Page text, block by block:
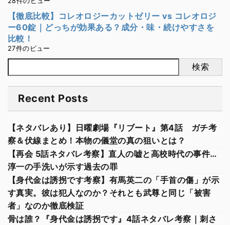
【徹底比較】コレオロジーカットゼリー vs コレオロジ
ー60錠｜どっちが効果ある？成分・味・続けやすさを
比較！
27件のビュー
検索
Recent Posts
【ネタバレあり】日曜劇場『リブート』第4話 ガチ考
察＆伏線まとめ！本物の儀堂の真の狙いとは？
【再会 5話ネタバレ考察】直人の嘘と高校時代の事件…
淳一の手洗いが示す過去の罪
【身代金は誘拐です考察】有馬英二の「手首の傷」が示
す真実。彼は犯人なのか？それとも武尊と同じ「被害
者」なのか徹底検証
骨は誰？『身代金は誘拐です』4話ネタバレ考察｜刺さ